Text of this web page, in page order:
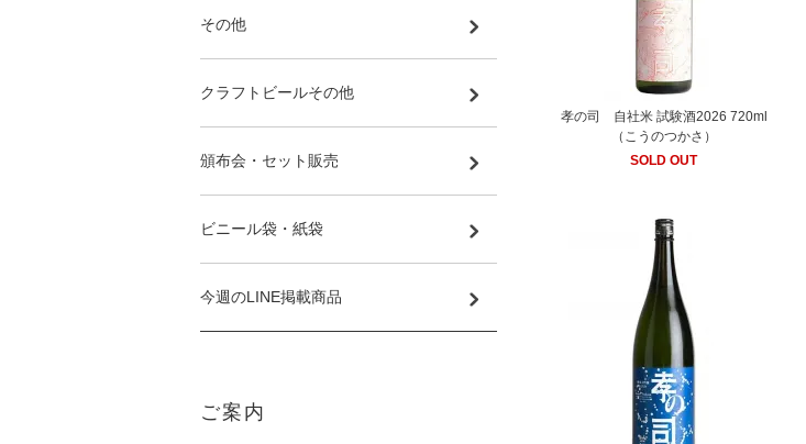
孝の司 自社米 試験酒2026 720ml
（こうのつかさ）
SOLD OUT
その他
クラフトビールその他
頒布会・セット販売
ビニール袋・紙袋
今週のLINE掲載商品
ご案内